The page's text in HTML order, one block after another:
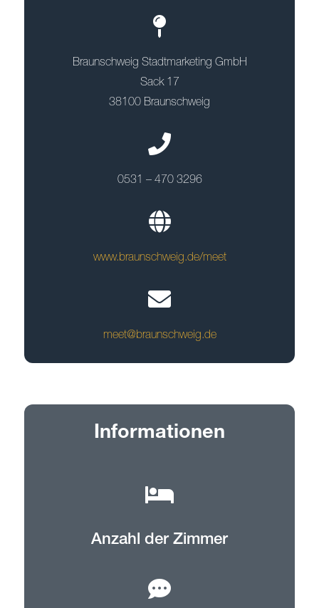
Braunschweig Stadtmarketing GmbH
Sack 17
38100 Braunschweig
0531 – 470 3296
www.braunschweig.de/meet
meet@braunschweig.de
Informationen
Anzahl der Zimmer